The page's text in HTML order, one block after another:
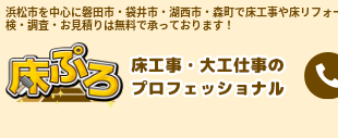
浜松市を中心に磐田市・袋井市・湖西市・森町で床工事や床リフォ
検・調査・お見積りは無料で承っております！